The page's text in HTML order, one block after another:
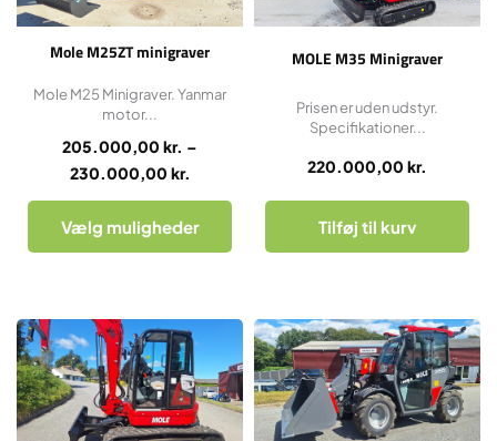
Mole M25ZT minigraver
205.000,00 kr. –
230.000,00 kr.
Mole M25 Minigraver. Yanmar
motor...
Vælg muligheder
varianter.
vælges
på
varesiden
MOLE M35 Minigraver
220.000,00 kr.
Prisen er uden udstyr.
Specifikationer...
Tilføj til kurv